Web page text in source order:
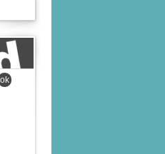
ok